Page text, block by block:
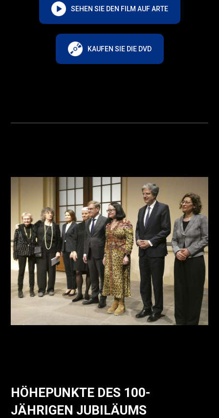
SEHEN SIE DEN FILM AUF ARTE
KAUFEN SIE DIE DVD
HÖHEPUNKTE DES 100-
JÄHRIGEN JUBILÄUMS